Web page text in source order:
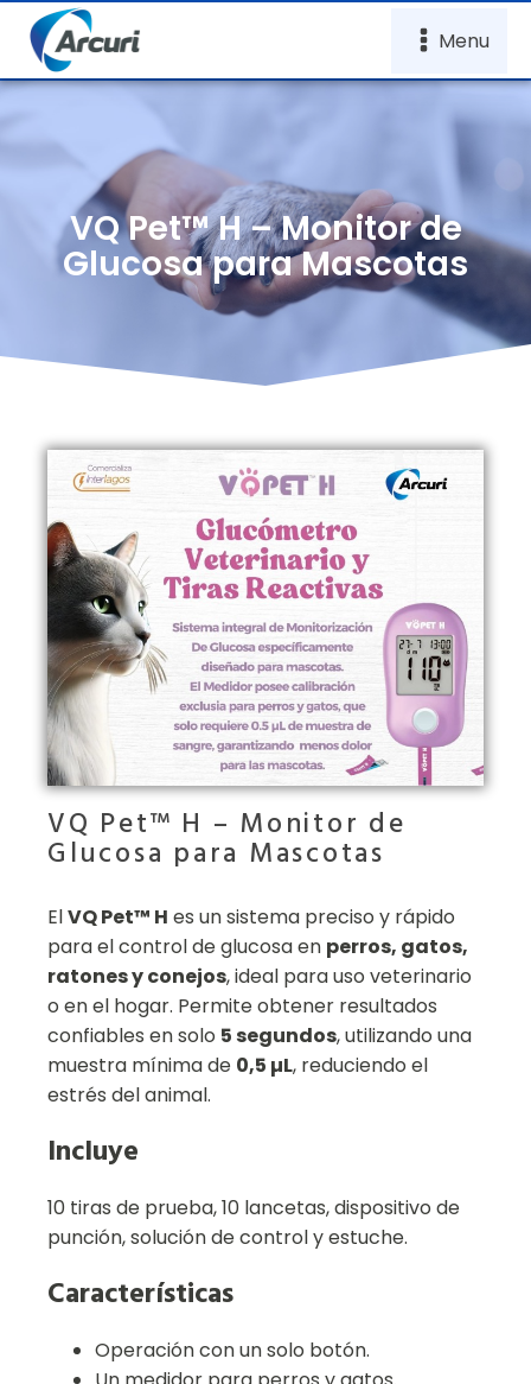
Menu
VQ Pet™ H – Monitor de
Glucosa para Mascotas
VQ Pet™ H – Monitor de
Glucosa para Mascotas
ElVQ Pet™ H es un sistema preciso y rápido
para el control de glucosa en perros, gatos,
ratones y conejos, ideal para uso veterinario
o en el hogar. Permite obtener resultados
confiables en solo 5 segundos, utilizando una
muestra mínima de 0,5 µL, reduciendo el
estrés del animal.
Incluye
10 tiras de prueba, 10 lancetas, dispositivo de
punción, solución de control y estuche.
Características
Operación con un solo botón.